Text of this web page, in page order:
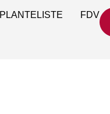
PLANTELISTE FDV